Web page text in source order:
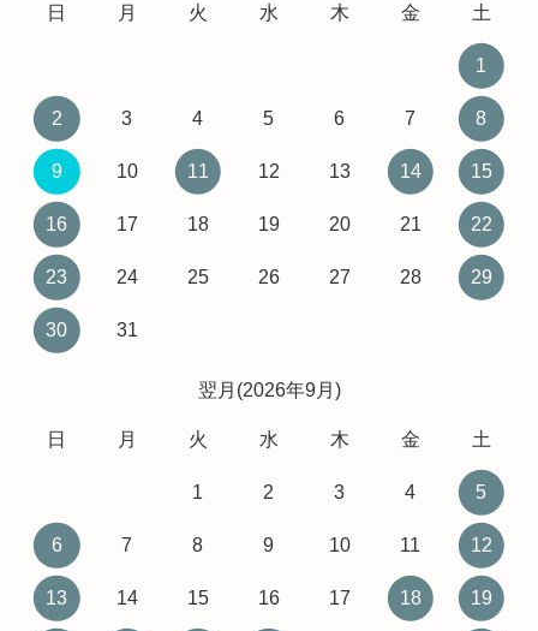
日 月 火 水 木 金 土
1
2 3 4 5 6 7 8
9 10 11 12 13 14 15
16 17 18 19 20 21 22
23 24 25 26 27 28 29
30 31
翌月(2026年9月)
日 月 火 水 木 金 土
1 2 3 4 5
6 7 8 9 10 11 12
13 14 15 16 17 18 19